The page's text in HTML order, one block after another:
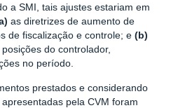
a SMI, tais ajustes estariam em
as diretrizes de aumento de
de fiscalização e controle; e (b)
do controlador,
no período.
prestados e considerando
pela CVM foram